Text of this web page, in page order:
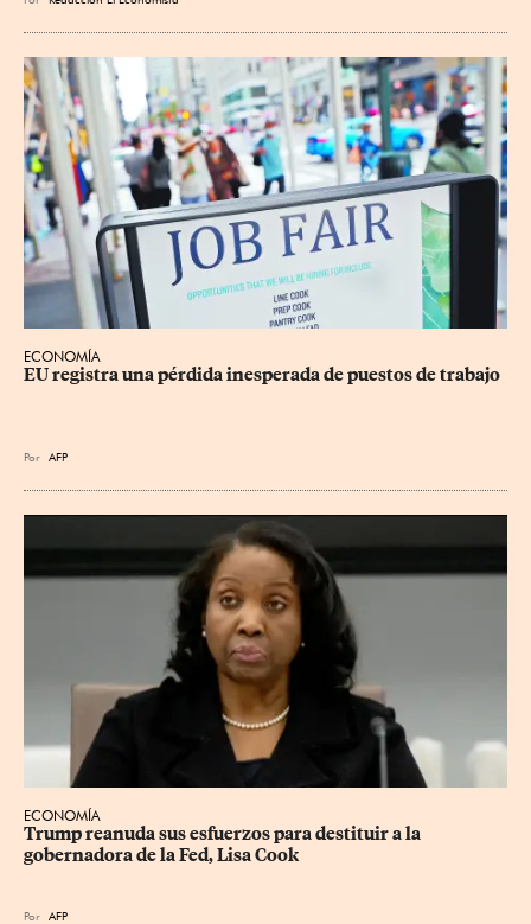
ECONOMÍA
EU registra una pérdida inesperada de puestos de trabajo
Por AFP
ECONOMÍA
Trump reanuda sus esfuerzos para destituir a la
gobernadora de la Fed, Lisa Cook
Por AFP